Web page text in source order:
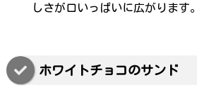
しさが口いっぱいに広がります。
ホワイトチョコのサンド